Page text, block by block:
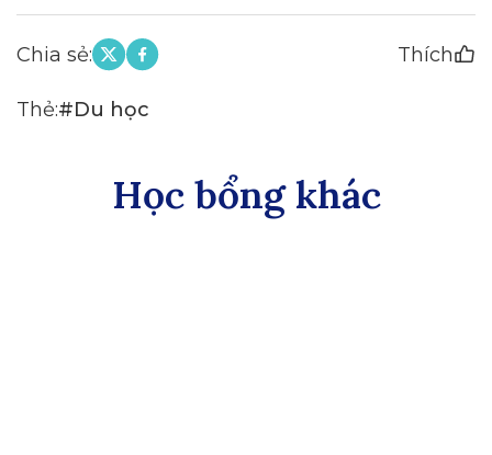
Chia sẻ: Thích
Thẻ:#Du học
Học bổng khác